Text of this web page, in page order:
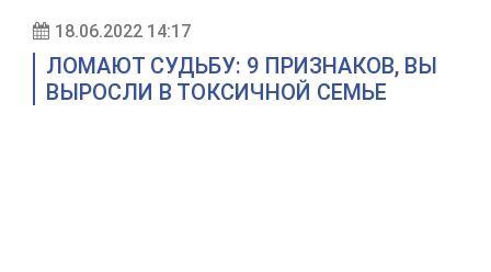
18.06.2022 14:17
ЛОМАЮТ СУДЬБУ: 9 ПРИЗНАКОВ, ВЫ
ВЫРОСЛИ В ТОКСИЧНОЙ СЕМЬЕ